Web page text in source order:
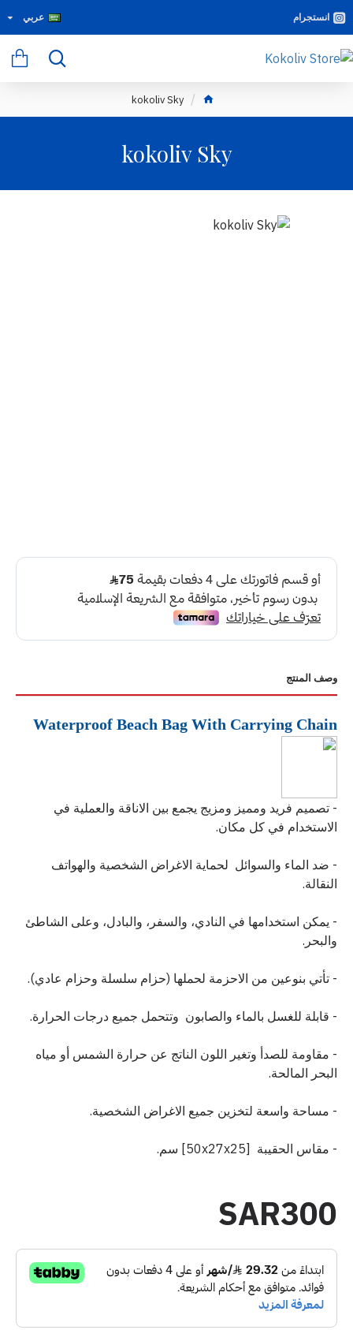
انستجرام عربي
kokoliv Sky
kokoliv Sky
وصف المنتج
Waterproof Beach Bag With Carrying Chain
- تصميم فريد ومميز ومزيج يجمع بين الاناقة والعملية في
الاستخدام في كل مكان.
- ضد الماء والسوائل لحماية الاغراض الشخصية والهواتف
النقالة.
- يمكن استخدامها في النادي، والسفر، والبادل، وعلى الشاطئ
والبحر.
- تأتي بنوعين من الاحزمة لحملها (حزام سلسلة وحزام عادي).
- قابلة للغسل بالماء والصابون وتتحمل جميع درجات الحرارة.
- مقاومة للصدأ وتغير اللون الناتج عن حرارة الشمس أو مياه
البحر المالحة.
- مساحة واسعة لتخزين جميع الاغراض الشخصية.
- مقاس الحقيبة [50x27x25] سم.
SAR300